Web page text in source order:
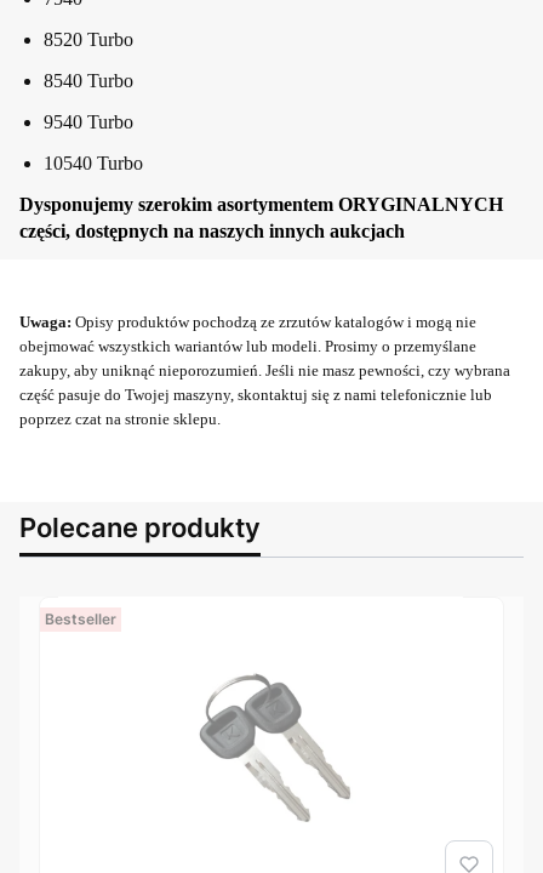
8520 Turbo
8540 Turbo
9540 Turbo
10540 Turbo
Dysponujemy szerokim asortymentem ORYGINALNYCH
części, dostępnych na naszych innych aukcjach
Uwaga: Opisy produktów pochodzą ze zrzutów katalogów i mogą nie
obejmować wszystkich wariantów lub modeli. Prosimy o przemyślane
zakupy, aby uniknąć nieporozumień. Jeśli nie masz pewności, czy wybrana
część pasuje do Twojej maszyny, skontaktuj się z nami telefonicznie lub
poprzez czat na stronie sklepu.
Polecane produkty
Bestseller